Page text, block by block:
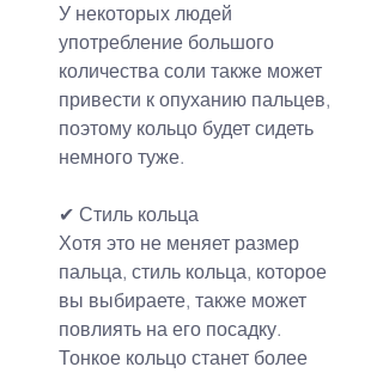
У некоторых людей
употребление большого
количества соли также может
привести к опуханию пальцев,
поэтому кольцо будет сидеть
немного туже.
✔ Стиль кольца
Хотя это не меняет размер
пальца, стиль кольца, которое
вы выбираете, также может
повлиять на его посадку.
Тонкое кольцо станет более